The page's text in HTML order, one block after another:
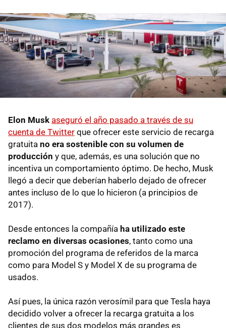
Elon Musk aseguró el año pasado a través de su
cuenta de Twitter que ofrecer este servicio de recarga
gratuita no era sostenible con su volumen de
producción y que, además, es una solución que no
incentiva un comportamiento óptimo. De hecho, Musk
llegó a decir que deberían haberlo dejado de ofrecer
antes incluso de lo que lo hicieron (a principios de
2017).
Desde entonces la compañía ha utilizado este
reclamo en diversas ocasiones, tanto como una
promoción del programa de referidos de la marca
como para Model S y Model X de su programa de
usados.
Así pues, la única razón verosímil para que Tesla haya
decidido volver a ofrecer la recarga gratuita a los
clientes de sus dos modelos más grandes es